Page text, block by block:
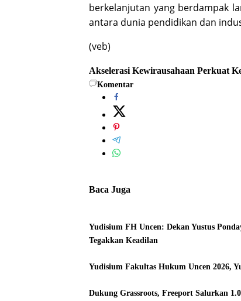
berkelanjutan yang berdampak
antara dunia pendidikan dan
(veb)
Akselerasi Kewirausahaan Perkuat
Komentar
Baca Juga
Yudisium FH Uncen: Dekan Yustus
Tegakkan Keadilan
Yudisium Fakultas Hukum Uncen 2026,
Dukung Grassroots, Freeport Salurkan